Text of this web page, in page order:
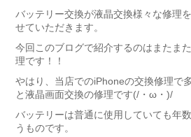
バッテリー交換が液晶交換様々な修理
せていただきます。
今回このブログで紹介するのはまたま
理です！！
やはり、当店でのiPhoneの交換修理で
と液晶画面交換の修理です(/・ω・)/
バッテリーは普通に使用していても年
うものです。